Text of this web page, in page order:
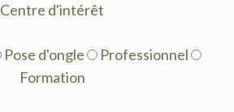
Centre d'intérêt
Pose d'ongle
Professionnel
Formation